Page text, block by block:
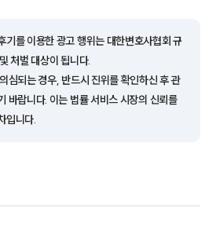
업무사례
요 업무사례
분석/최신동향
법률정보
기를 이용한 광고 행위는 대한변호사협회 규
처벌 대상이 됩니다.
심되는 경우, 반드시 진위를 확인하신 후 관
바랍니다. 이는 법률 서비스 시장의 신뢰를
입니다.